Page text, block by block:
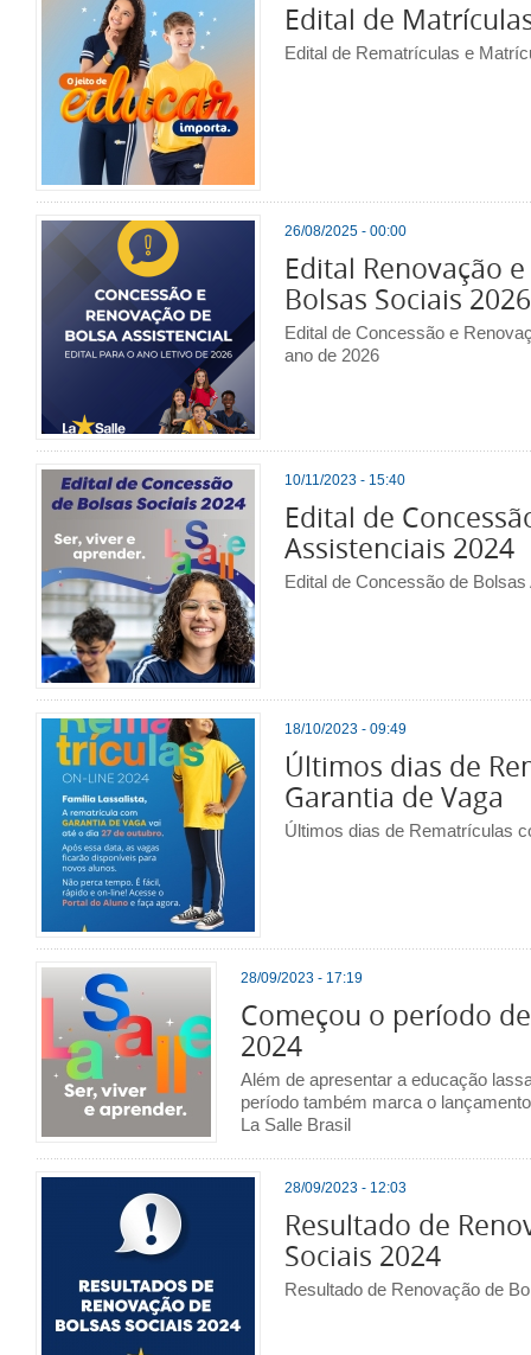
Edital de
Edital de Rematrículas e
26/08/2025 - 00:00
Edital Renovação
Bolsas Sociais 2026
Edital de Concessão e
ano de 2026
10/11/2023 - 15:40
Edital de
Assistenciais 2024
Edital de Concessão de
18/10/2023 - 09:49
Últimos dias de
Garantia de Vaga
Últimos dias de Rematrículas
28/09/2023 - 17:19
Começou o período
2024
Além de apresentar a educação
período também marca o
La Salle Brasil
28/09/2023 - 12:03
Resultado de
Sociais 2024
Resultado de Renovação de